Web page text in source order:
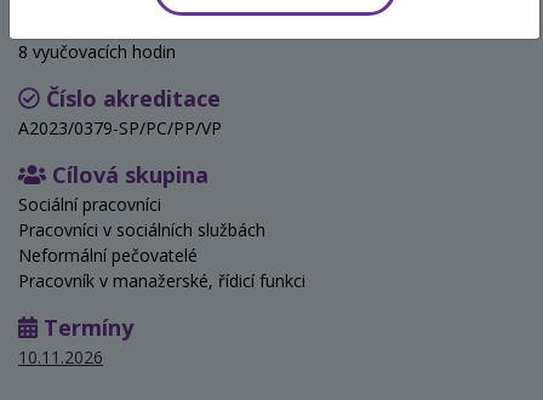
Hodinová dotace
8 vyučovacích hodin
Číslo akreditace
A2023/0379-SP/PC/PP/VP
Cílová skupina
Sociální pracovníci
Pracovníci v sociálních službách
Neformální pečovatelé
Pracovník v manažerské, řídicí funkci
Termíny
10.11.2026